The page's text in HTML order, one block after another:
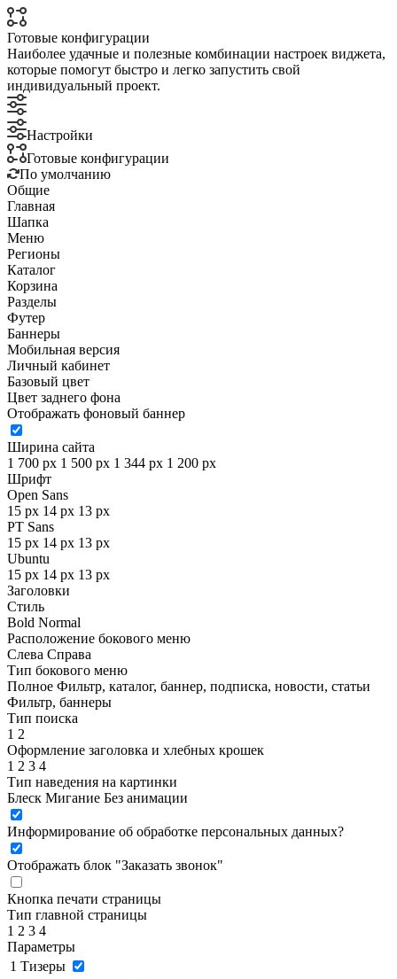
Готовые конфигурации
Наиболее удачные и полезные комбинации настроек виджета,
которые помогут быстро и легко запустить свой
индивидуальный проект.
Настройки
Готовые конфигурации
По умолчанию
Общие
Главная
Шапка
Меню
Регионы
Каталог
Корзина
Разделы
Футер
Баннеры
Мобильная версия
Личный кабинет
Базовый цвет
Цвет заднего фона
Отображать фоновый баннер
Ширина сайта
1 700 px 1 500 px 1 344 px 1 200 px
Шрифт
Open Sans
15 px 14 px 13 px
PT Sans
15 px 14 px 13 px
Ubuntu
15 px 14 px 13 px
Заголовки
Стиль
Bold Normal
Расположение бокового меню
Слева Справа
Тип бокового меню
Полное Фильтр, каталог, баннер, подписка, новости, статьи
Фильтр, баннеры
Тип поиска
1 2
Оформление заголовка и хлебных крошек
1 2 3 4
Тип наведения на картинки
Блеск Мигание Без анимации
Информирование об обработке персональных данных?
Отображать блок "Заказать звонок"
Кнопка печати страницы
Тип главной страницы
1 2 3 4
Параметры
1 Тизеры